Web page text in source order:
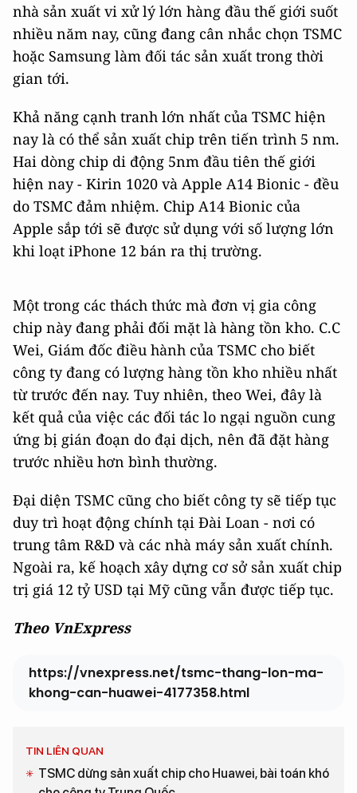
nhà sản xuất vi xử lý lớn hàng đầu thế giới suốt
nhiều năm nay, cũng đang cân nhắc chọn TSMC
hoặc Samsung làm đối tác sản xuất trong thời
gian tới.
Khả năng cạnh tranh lớn nhất của TSMC hiện
nay là có thể sản xuất chip trên tiến trình 5 nm.
Hai dòng chip di động 5nm đầu tiên thế giới
hiện nay - Kirin 1020 và Apple A14 Bionic - đều
do TSMC đảm nhiệm. Chip A14 Bionic của
Apple sắp tới sẽ được sử dụng với số lượng lớn
khi loạt iPhone 12 bán ra thị trường.
Một trong các thách thức mà đơn vị gia công
chip này đang phải đối mặt là hàng tồn kho. C.C
Wei, Giám đốc điều hành của TSMC cho biết
công ty đang có lượng hàng tồn kho nhiều nhất
từ trước đến nay. Tuy nhiên, theo Wei, đây là
kết quả của việc các đối tác lo ngại nguồn cung
ứng bị gián đoạn do đại dịch, nên đã đặt hàng
trước nhiều hơn bình thường.
Đại diện TSMC cũng cho biết công ty sẽ tiếp tục
duy trì hoạt động chính tại Đài Loan - nơi có
trung tâm R&D và các nhà máy sản xuất chính.
Ngoài ra, kế hoạch xây dựng cơ sở sản xuất chip
trị giá 12 tỷ USD tại Mỹ cũng vẫn được tiếp tục.
Theo VnExpress
https://vnexpress.net/tsmc-thang-lon-ma-
khong-can-huawei-4177358.html
TIN LIÊN QUAN
TSMC dừng sản xuất chip cho Huawei, bài toán khó